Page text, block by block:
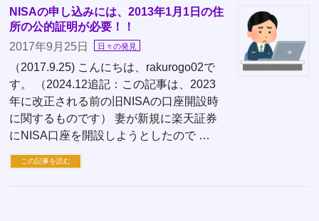
NISAの申し込みには、2013年1月1日の住
所の公的証明が必要！！
2017年9月25日
日々の発見
（2017.9.25) こんにちは、rakurogo02で
す。 （2024.12追記：この記事は、2023
年に改正される前の旧NISAの口座開設時
に関するものです） 妻が新規に楽天証券
にNISA口座を開設しようとしたので …
この記事を読む